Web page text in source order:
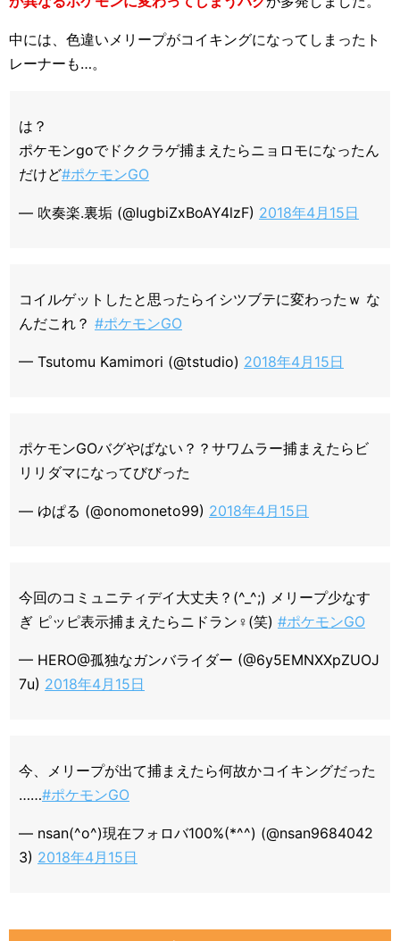
中には、色違いメリープがコイキングになってしまったト
レーナーも…。
は？
ポケモンgoでドククラゲ捕まえたらニョロモになったん
だけど#ポケモンGO
— 吹奏楽.裏垢 (@IugbiZxBoAY4lzF) 2018年4月15日
コイルゲットしたと思ったらイシツブテに変わったｗ な
んだこれ？ #ポケモンGO
— Tsutomu Kamimori (@tstudio) 2018年4月15日
ポケモンGOバグやばない？？サワムラー捕まえたらビ
リリダマになってびびった
— ゆぱる (@onomoneto99) 2018年4月15日
今回のコミュニティデイ大丈夫？(^_^;) メリープ少なす
ぎ ピッピ表示捕まえたらニドラン♀(笑) #ポケモンGO
— HERO@孤独なガンバライダー (@6y5EMNXXpZUOJ
7u) 2018年4月15日
今、メリープが出て捕まえたら何故かコイキングだった
……#ポケモンGO
— nsan(^o^)現在フォロバ100%(*^^) (@nsan9684042
3) 2018年4月15日